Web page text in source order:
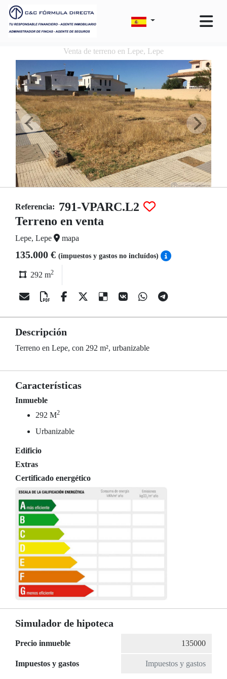
Venta de terreno en Lepe, Lepe
Referencia: 791-VPARC.L2
Terreno en venta
Lepe, Lepe mapa
135.000 € (impuestos y gastos no incluídos)
292 m2
Descripción
Terreno en Lepe, con 292 m², urbanizable
Características
Inmueble
292 M2
Urbanizable
Edificio
Extras
Certificado energético
Simulador de hipoteca
Precio inmueble
Impuestos y gastos